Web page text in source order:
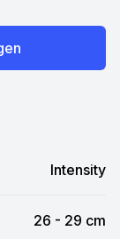
Intensity
26 - 29 cm